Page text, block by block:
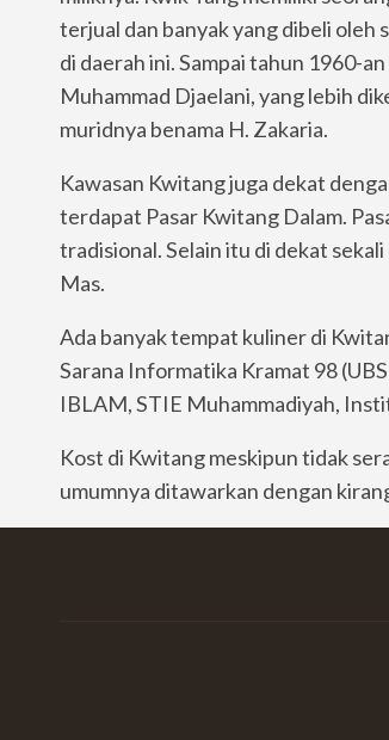
terjual dan banyak yang dibeli oleh
di daerah ini. Sampai tahun 1960-
Muhammad Djaelani, yang lebih
muridnya benama H. Zakaria.
Kawasan Kwitang juga dekat
terdapat Pasar Kwitang Dalam.
tradisional. Selain itu di dekat
Mas.
Ada banyak tempat kuliner di
Sarana Informatika Kramat 98
IBLAM, STIE Muhammadiyah,
Kost di Kwitang meskipun tidak
umumnya ditawarkan dengan